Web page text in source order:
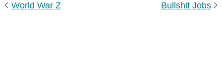
World War Z
Bullshit Jobs